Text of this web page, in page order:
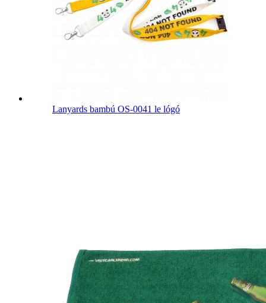
Lanyards bambú OS-0041 le lógó